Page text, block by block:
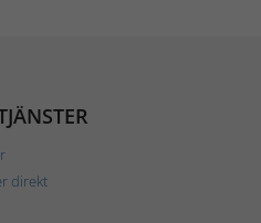
direkt